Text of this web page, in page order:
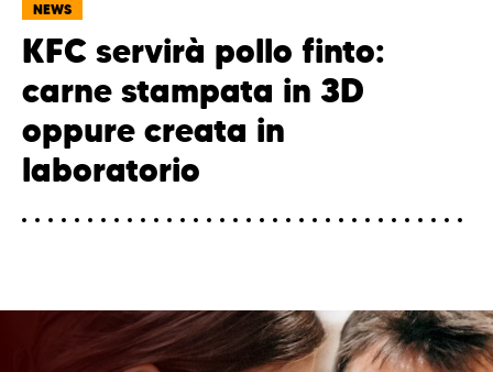
NEWS
KFC servirà pollo finto:
carne stampata in 3D
oppure creata in
laboratorio